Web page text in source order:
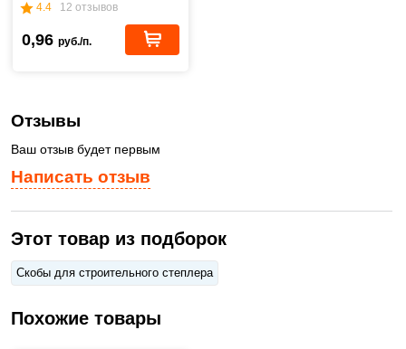
4.4 12 отзывов
0,96 руб./п.
Написать отзыв
Отзывы
Ваш отзыв будет первым
Этот товар из подборок
Скобы для строительного степлера
Похожие товары